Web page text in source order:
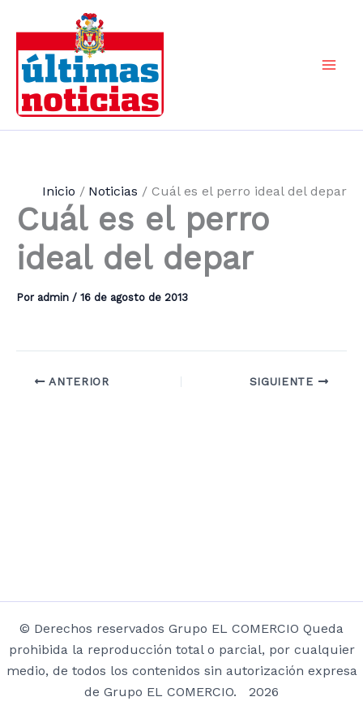
contenido
Inicio Noticias Cuál es el perro ideal del depar
Cuál es el perro
ideal del depar
Por admin / 16 de agosto de 2013
ANTERIOR SIGUIENTE
© Derechos reservados Grupo EL COMERCIO Queda
prohibida la reproducción total o parcial, por cualquier
medio, de todos los contenidos sin autorización expresa
de Grupo EL COMERCIO. 2026